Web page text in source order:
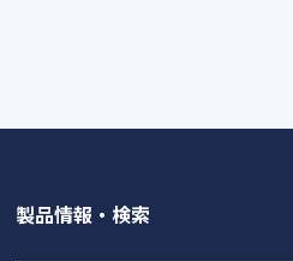
製品情報・検索